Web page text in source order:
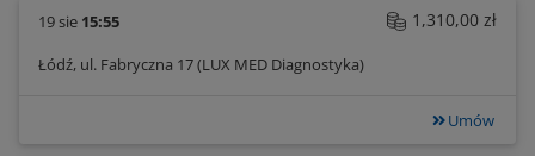
19 sie 15:55
Łódź, ul. Fabryczna 17 (LUX MED Diagnostyka)
1,310,00 zł
Umów